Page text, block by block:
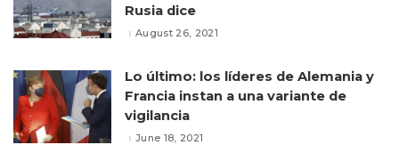
Rusia dice
August 26, 2021
Lo último: los líderes de Alemania y
Francia instan a una variante de
vigilancia
June 18, 2021